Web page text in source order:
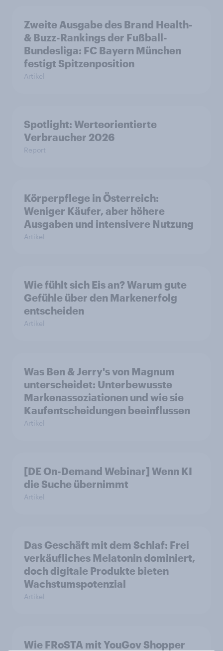
Zweite Ausgabe des Brand Health-
& Buzz-Rankings der Fußball-
Bundesliga: FC Bayern München
festigt Spitzenposition
Artikel
Spotlight: Werteorientierte
Verbraucher 2026
Report
Körperpflege in Österreich:
Weniger Käufer, aber höhere
Ausgaben und intensivere Nutzung
Artikel
Wie fühlt sich Eis an? Warum gute
Gefühle über den Markenerfolg
entscheiden
Artikel
Was Ben & Jerry's von Magnum
unterscheidet: Unterbewusste
Markenassoziationen und wie sie
Kaufentscheidungen beeinflussen
Artikel
[DE On-Demand Webinar] Wenn KI
die Suche übernimmt
Artikel
Das Geschäft mit dem Schlaf: Frei
verkäufliches Melatonin dominiert,
doch digitale Produkte bieten
Wachstumspotenzial
Artikel
Wie FRoSTA mit YouGov Shopper